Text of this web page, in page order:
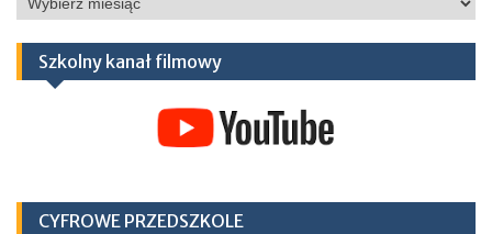
Szkolny kanał filmowy
CYFROWE PRZEDSZKOLE